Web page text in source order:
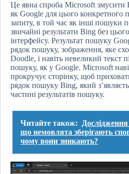
Це явна спроба Microsoft змусити
як Google для цього конкретного
запиту, в той час як інші пошуки
звичайні результати Bing без
інтерфейсу. Результат пошуку
рядок пошуку, зображення, яке
Doodle, і навіть невеликий текст
пошуку, як у Google. Microsoft
прокручує сторінку, щоб
рядок пошуку Bing, який
частині результатів пошуку.
Читайте також:
що немовлята зберігають
чому вони зникають?